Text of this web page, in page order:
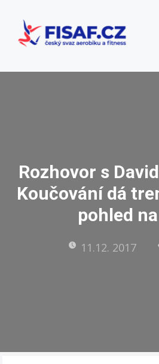
Rozhovor s
Koučování dá
pohled
11.12. 2017